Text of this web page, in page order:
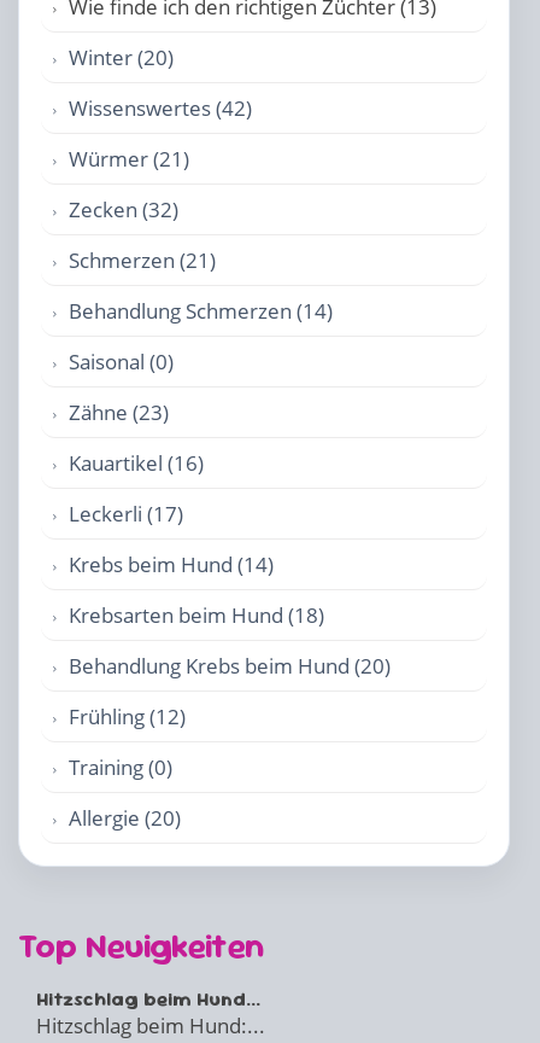
Wie finde ich den richtigen Züchter (13)
Winter (20)
Wissenswertes (42)
Würmer (21)
Zecken (32)
Schmerzen (21)
Behandlung Schmerzen (14)
Saisonal (0)
Zähne (23)
Kauartikel (16)
Leckerli (17)
Krebs beim Hund (14)
Krebsarten beim Hund (18)
Behandlung Krebs beim Hund (20)
Frühling (12)
Training (0)
Allergie (20)
Top Neuigkeiten
Hitzschlag beim Hund...
Hitzschlag beim Hund:...